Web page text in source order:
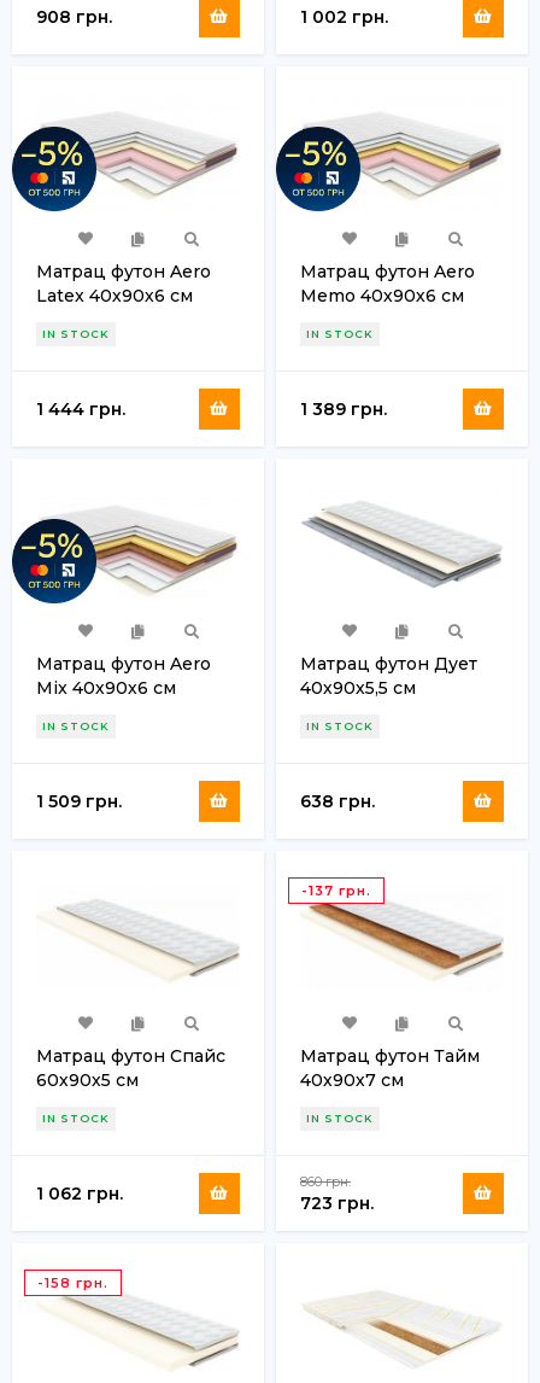
908 грн. 1 002 грн.
Матрац футон Aero
Latex 40х90х6 см
IN STOCK
1 444 грн.
Матрац футон Aero
Memo 40х90х6 см
IN STOCK
1 389 грн.
Матрац футон Aero
Mix 40х90х6 см
IN STOCK
1 509 грн.
Матрац футон Дует
40х90х5,5 см
IN STOCK
638 грн.
Матрац футон Спайс
60х90х5 см
IN STOCK
1 062 грн.
-137 грн.
Матрац футон Тайм
40х90х7 см
IN STOCK
860 грн.
723 грн.
-158 грн.